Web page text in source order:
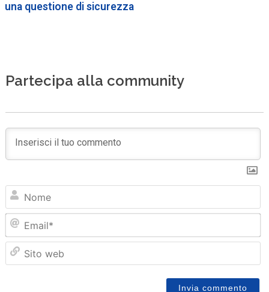
una questione di sicurezza
Partecipa alla community